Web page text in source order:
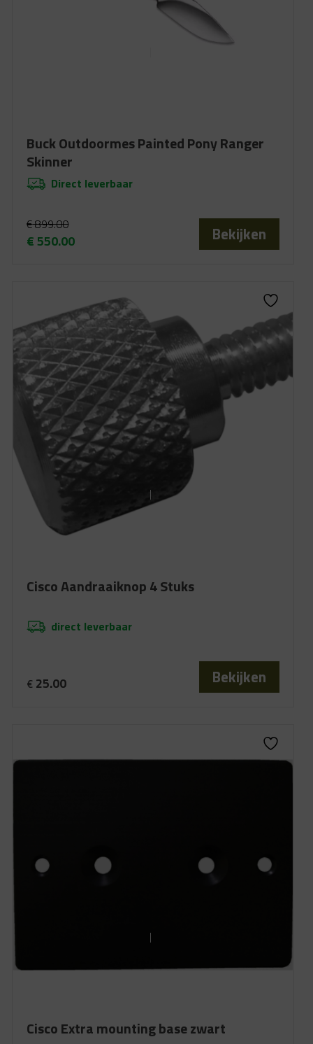
Buck Outdoormes Painted Pony Ranger
Skinner
Direct leverbaar
€899.00
€ 899.00.
€550.00
€ 550.00.
Bekijken
Cisco Aandraaiknop 4 Stuks
direct leverbaar
€ 25.00 Bekijken
Cisco Extra mounting base zwart